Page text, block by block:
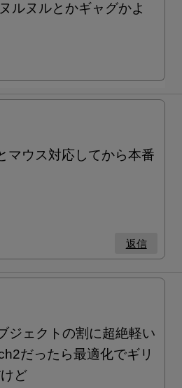
ルヌルとかギャグかよ
マウス対応してから本番
返信
ジェクトの割に超絶軽い
だったら最適化でギリ
ど